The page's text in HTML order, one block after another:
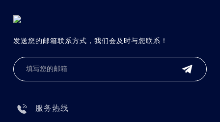
发送您的邮箱联系方式，我们会及时与您联系！

服务热线